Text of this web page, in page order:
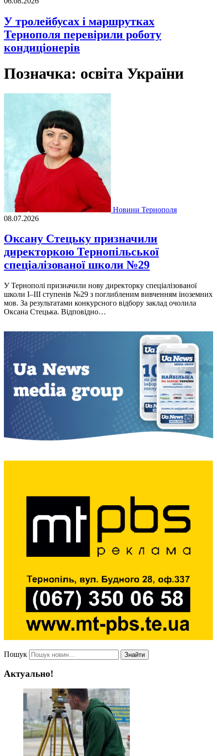
У тролейбусах і маршрутках
Тернополя перевірили роботу
кондиціонерів
Позначка: освіта України
Новини Тернополя
08.07.2026
Оксану Стецьку призначили
директоркою Тернопільської
спеціалізованої школи №29
У Тернополі призначили нову директорку спеціалізованої
школи І–ІІІ ступенів №29 з поглибленим вивченням іноземних
мов. За результатами конкурсного відбору заклад очолила
Оксана Стецька. Відповідно…
Пошук Знайти
Актуально!